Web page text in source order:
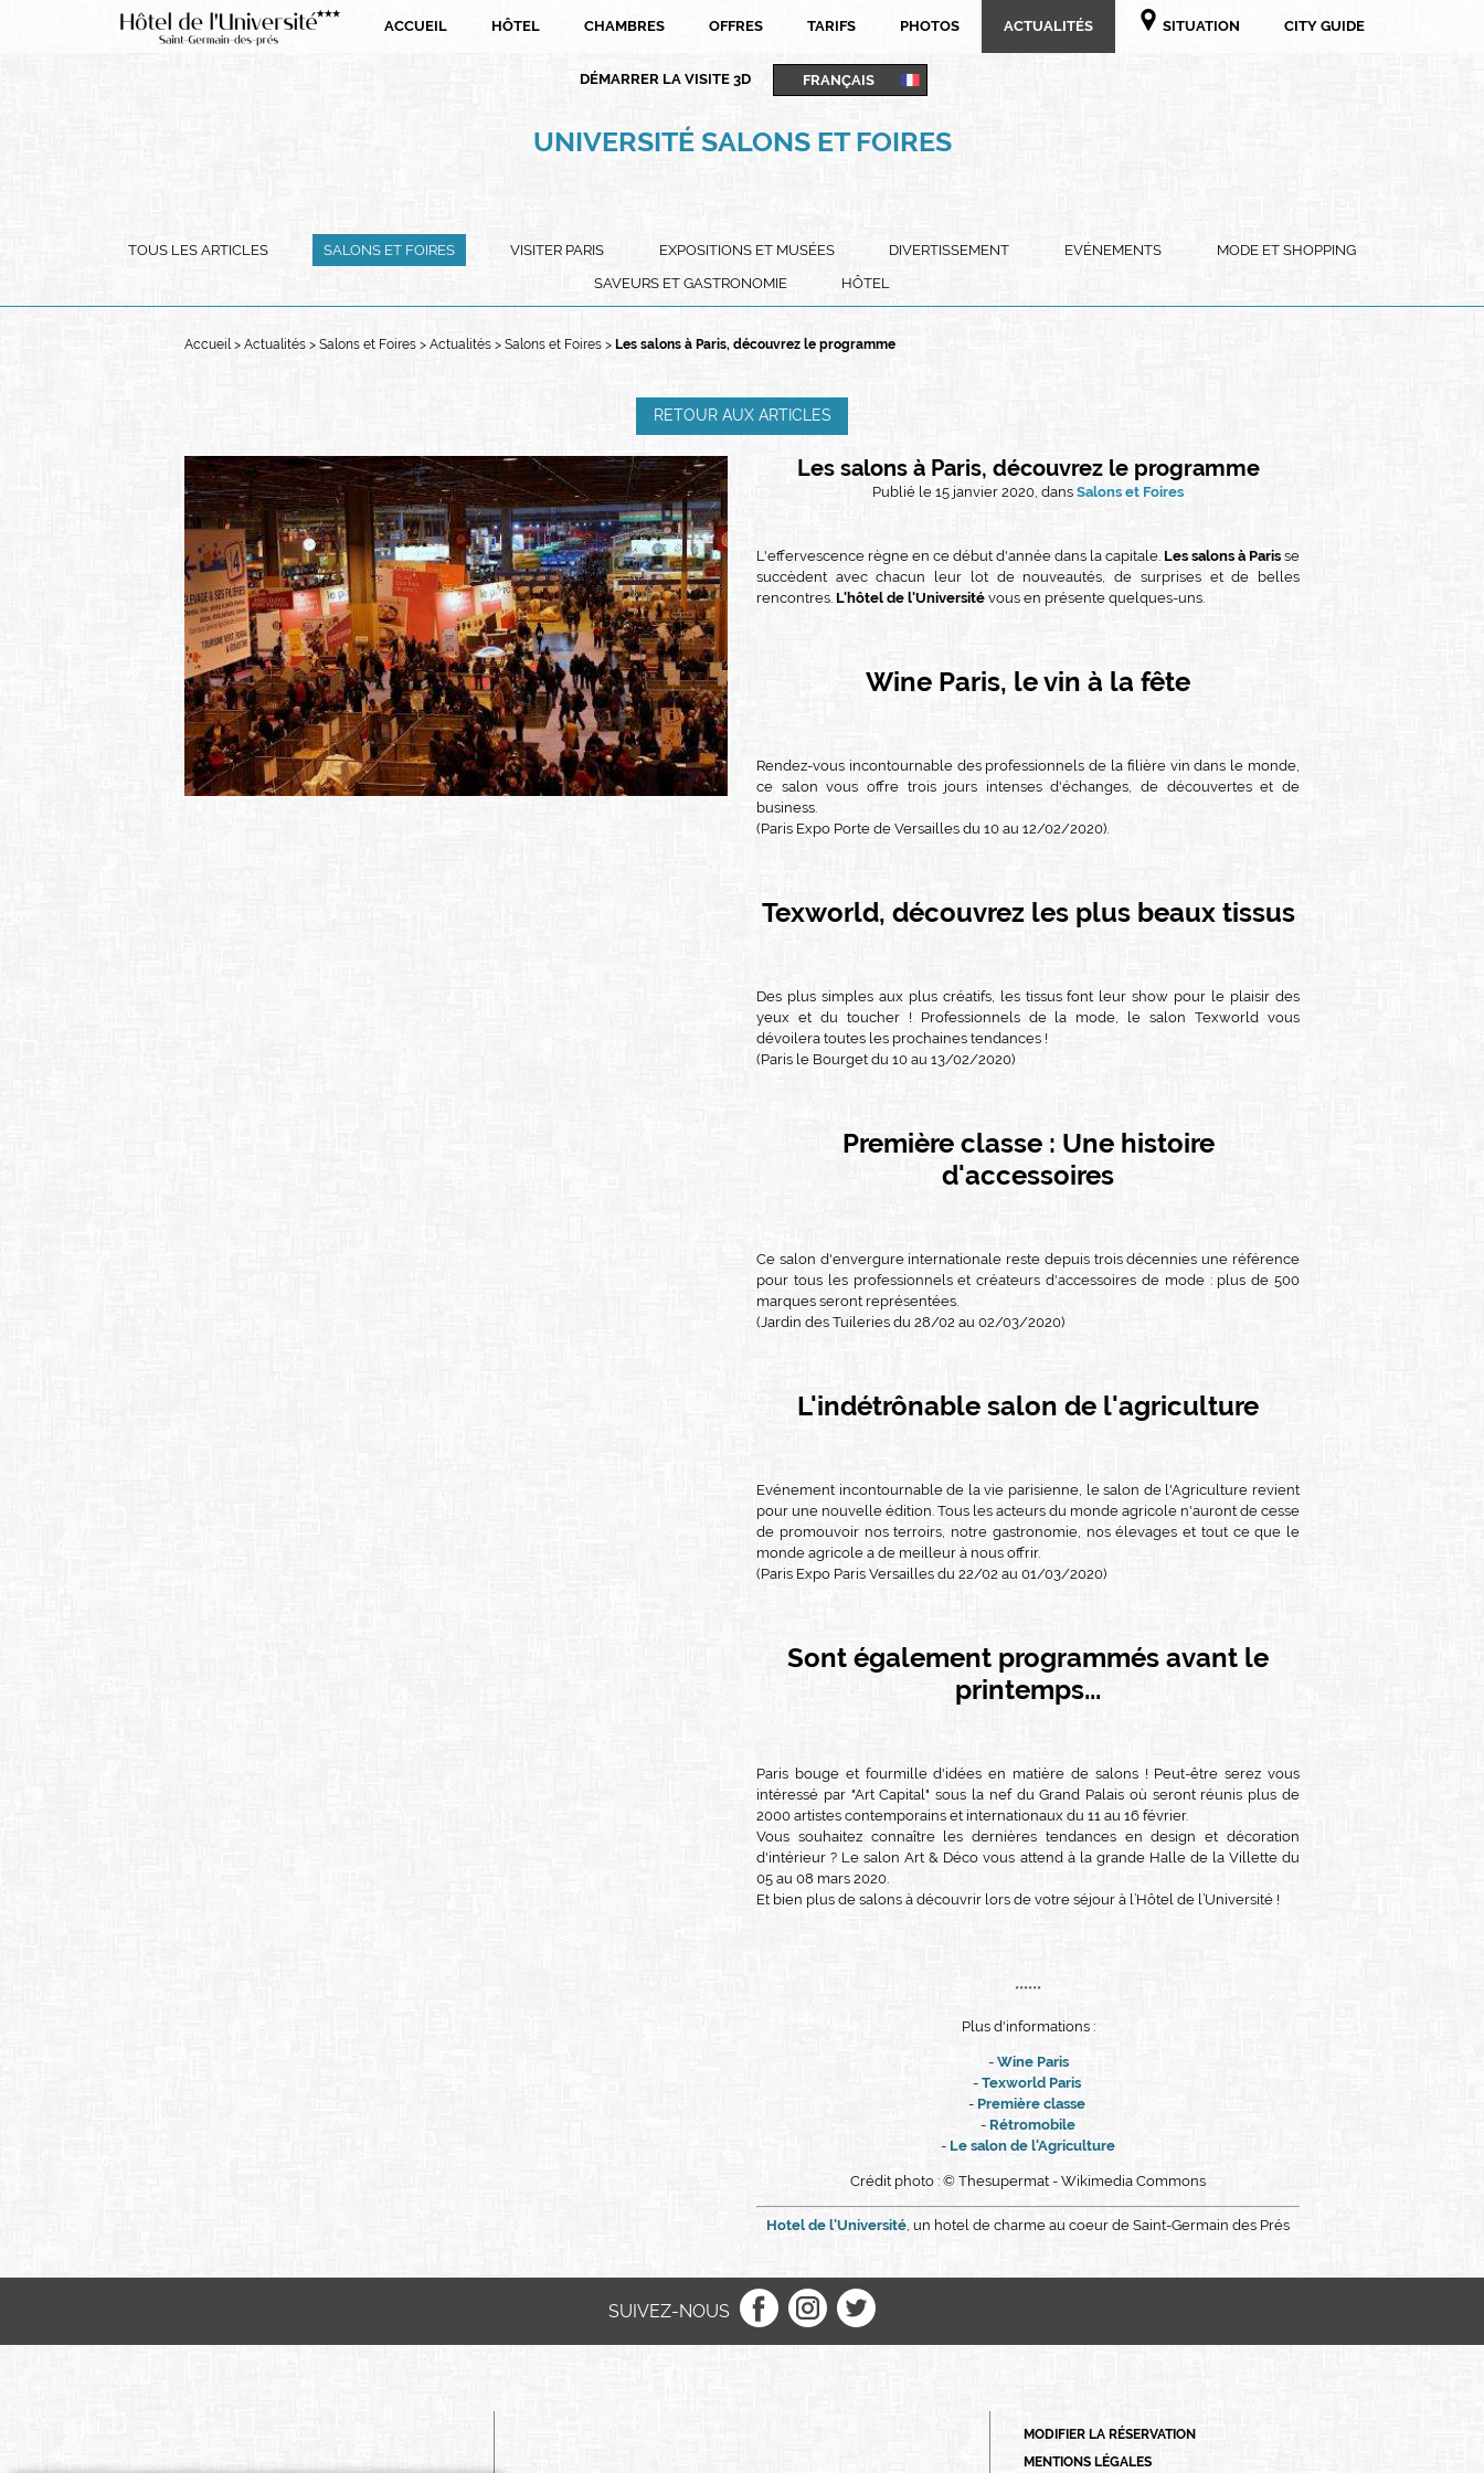
ACCUEIL HÔTEL CHAMBRES OFFRES TARIFS PHOTOS ACTUALITÉS SITUATION CITY GUIDE
DÉMARRER LA VISITE 3D FRANÇAIS
ENGLISH
ESPAÑOL
UNIVERSITÉ SALONS ET FOIRES
TOUS LES ARTICLES SALONS ET FOIRES VISITER PARIS EXPOSITIONS ET MUSÉES DIVERTISSEMENT EVÉNEMENTS
MODE ET SHOPPING
SAVEURS ET GASTRONOMIE
HÔTEL
Accueil Actualités Salons et Foires Actualités Salons et Foires Les salons à Paris, découvrez le programme
RETOUR AUX ARTICLES
Les salons à Paris, découvrez le programme
Publié le 15 janvier 2020, dans Salons et Foires
L'effervescence règne en ce début d'année dans la capitale. Les salons à Paris se
succèdent avec chacun leur lot de nouveautés, de surprises et de belles
rencontres. L'hôtel de l'Université vous en présente quelques-uns.
Wine Paris, le vin à la fête
Rendez-vous incontournable des professionnels de la filière vin dans le monde,
ce salon vous offre trois jours intenses d'échanges, de découvertes et de
business.
(Paris Expo Porte de Versailles du 10 au 12/02/2020).
Texworld, découvrez les plus beaux tissus
Des plus simples aux plus créatifs, les tissus font leur show pour le plaisir des
yeux et du toucher ! Professionnels de la mode, le salon Texworld vous
dévoilera toutes les prochaines tendances !
(Paris le Bourget du 10 au 13/02/2020)
Première classe : Une histoire
d'accessoires
Ce salon d'envergure internationale reste depuis trois décennies une référence
pour tous les professionnels et créateurs d'accessoires de mode : plus de 500
marques seront représentées.
(Jardin des Tuileries du 28/02 au 02/03/2020)
L'indétrônable salon de l'agriculture
Evénement incontournable de la vie parisienne, le salon de l'Agriculture revient
pour une nouvelle édition. Tous les acteurs du monde agricole n'auront de cesse
de promouvoir nos terroirs, notre gastronomie, nos élevages et tout ce que le
monde agricole a de meilleur à nous offrir.
(Paris Expo Paris Versailles du 22/02 au 01/03/2020)
Sont également programmés avant le
printemps...
Paris bouge et fourmille d'idées en matière de salons ! Peut-être serez vous
intéressé par "Art Capital" sous la nef du Grand Palais où seront réunis plus de
2000 artistes contemporains et internationaux du 11 au 16 février.
Vous souhaitez connaître les dernières tendances en design et décoration
d'intérieur ? Le salon Art & Déco vous attend à la grande Halle de la Villette du
05 au 08 mars 2020.
Et bien plus de salons à découvrir lors de votre séjour à l’Hôtel de l’Université !
******
Plus d'informations :
- Wine Paris
- Texworld Paris
-Première classe
- Rétromobile
- Le salon de l'Agriculture
Crédit photo : © Thesupermat - Wikimedia Commons
Hotel de l'Université, un hotel de charme au coeur de Saint-Germain des Prés
SUIVEZ-NOUS
MODIFIER LA RÉSERVATION
MENTIONS LÉGALES
PORTUGUÊS
ITALIANO
Panneau de gestion des cookies